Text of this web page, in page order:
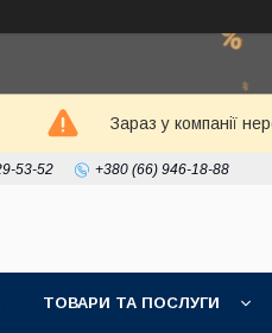
Зараз у компанії
53-52 +380 (66) 946-18-88
ТОВАРИ ТА ПОСЛУГИ